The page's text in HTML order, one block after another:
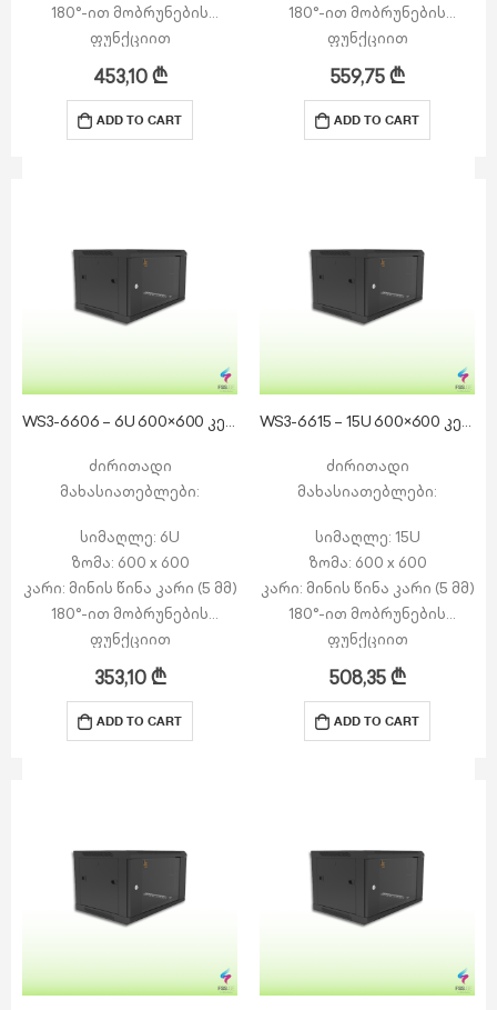
180°-ით მობრუნების
ფუნქციით
გვერდით პანელები:
მოხსნადი გვერდითი
პანელები საკეტით
ზედა ნაწილი: 1 x კაბელის
453,10₾
ADD TO CART
180°-ით მობრუნების
ფუნქციით
გვერდით პანელები:
მოხსნადი გვერდითი
პანელები საკეტით
ზედა ნაწილი: 1 x კაბელის
559,75₾
ADD TO CART
WS3-6606 – 6U 600×600 კედლის რეკი
ძირითადი
მახასიათებლები:
სიმაღლე: 6U
ზომა: 600 x 600
კარი: მინის წინა კარი (5 მმ)
180°-ით მობრუნების
ფუნქციით
გვერდით პანელები:
მოხსნადი გვერდითი
პანელები საკეტით
ზედა ნაწილი: 1 x კაბელის
353,10₾
ADD TO CART
WS3-6615 – 15U 600×600 კედლის რეკი
ძირითადი
მახასიათებლები:
სიმაღლე: 15U
ზომა: 600 x 600
კარი: მინის წინა კარი (5 მმ)
180°-ით მობრუნების
ფუნქციით
გვერდით პანელები:
მოხსნადი გვერდითი
პანელები საკეტით
ზედა ნაწილი: 1 x კაბელის
508,35₾
ADD TO CART